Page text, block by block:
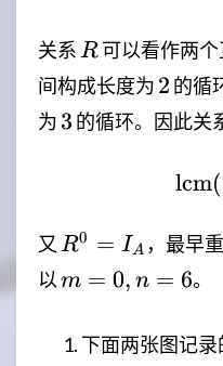
关系 R
R可以看作两
间构成长度为 2
2 的循
为 3
3 的循环。因此关
lcm(
又 R^0=I_A
R0 = IA ，最早
以m=0,n=6
m = 0, n = 6。
下面两张图记